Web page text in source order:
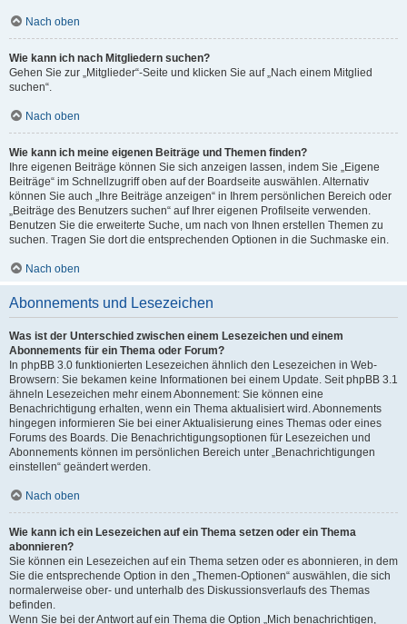
Nach oben
Wie kann ich nach Mitgliedern suchen?
Gehen Sie zur „Mitglieder“-Seite und klicken Sie auf „Nach einem Mitglied
suchen“.
Nach oben
Wie kann ich meine eigenen Beiträge und Themen finden?
Ihre eigenen Beiträge können Sie sich anzeigen lassen, indem Sie „Eigene
Beiträge“ im Schnellzugriff oben auf der Boardseite auswählen. Alternativ
können Sie auch „Ihre Beiträge anzeigen“ in Ihrem persönlichen Bereich oder
„Beiträge des Benutzers suchen“ auf Ihrer eigenen Profilseite verwenden.
Benutzen Sie die erweiterte Suche, um nach von Ihnen erstellen Themen zu
suchen. Tragen Sie dort die entsprechenden Optionen in die Suchmaske ein.
Nach oben
Abonnements und Lesezeichen
Was ist der Unterschied zwischen einem Lesezeichen und einem
Abonnements für ein Thema oder Forum?
In phpBB 3.0 funktionierten Lesezeichen ähnlich den Lesezeichen in Web-
Browsern: Sie bekamen keine Informationen bei einem Update. Seit phpBB 3.1
ähneln Lesezeichen mehr einem Abonnement: Sie können eine
Benachrichtigung erhalten, wenn ein Thema aktualisiert wird. Abonnements
hingegen informieren Sie bei einer Aktualisierung eines Themas oder eines
Forums des Boards. Die Benachrichtigungsoptionen für Lesezeichen und
Abonnements können im persönlichen Bereich unter „Benachrichtigungen
einstellen“ geändert werden.
Nach oben
Wie kann ich ein Lesezeichen auf ein Thema setzen oder ein Thema
abonnieren?
Sie können ein Lesezeichen auf ein Thema setzen oder es abonnieren, in dem
Sie die entsprechende Option in den „Themen-Optionen“ auswählen, die sich
normalerweise ober- und unterhalb des Diskussionsverlaufs des Themas
befinden.
Wenn Sie bei der Antwort auf ein Thema die Option „Mich benachrichtigen,